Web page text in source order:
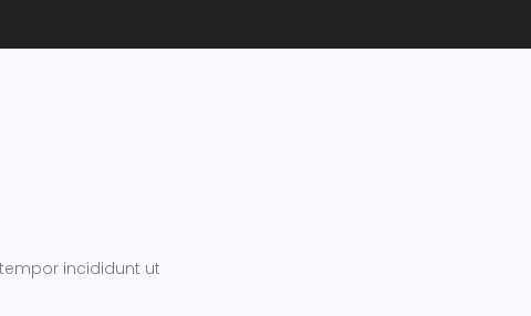
incididunt ut